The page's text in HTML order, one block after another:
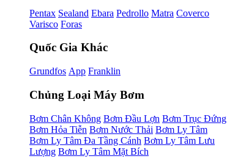
Pentax Sealand Ebara Pedrollo Matra Coverco
Varisco Foras
Quốc Gia Khác
Grundfos App Franklin
Chủng Loại Máy Bơm
Bơm Chân Không Bơm Đầu Lợn Bơm Trục Đứng
Bơm Hỏa Tiễn Bơm Nước Thải Bơm Ly Tâm
Bơm Ly Tâm Đa Tầng Cánh Bơm Ly Tâm Lưu
Lượng Bơm Ly Tâm Mặt Bích